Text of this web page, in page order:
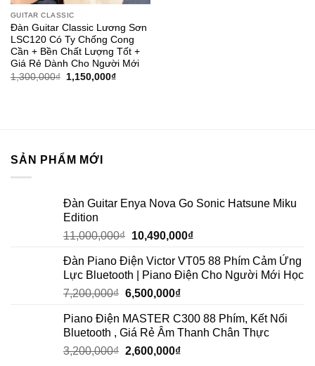
GUITAR CLASSIC
Đàn Guitar Classic Lương Sơn
LSC120 Có Ty Chống Cong
Cần + Bền Chất Lượng Tốt +
Giá Rẻ Dành Cho Người Mới
1,300,000₫ 1,150,000₫
SẢN PHẨM MỚI
Đàn Guitar Enya Nova Go Sonic Hatsune Miku
Edition
11,000,000₫ 10,490,000₫
Đàn Piano Điện Victor VT05 88 Phím Cảm Ứng
Lực Bluetooth | Piano Điện Cho Người Mới Học
7,200,000₫ 6,500,000₫
Piano Điện MASTER C300 88 Phím, Kết Nối
Bluetooth , Giá Rẻ Âm Thanh Chân Thực
3,200,000₫ 2,600,000₫